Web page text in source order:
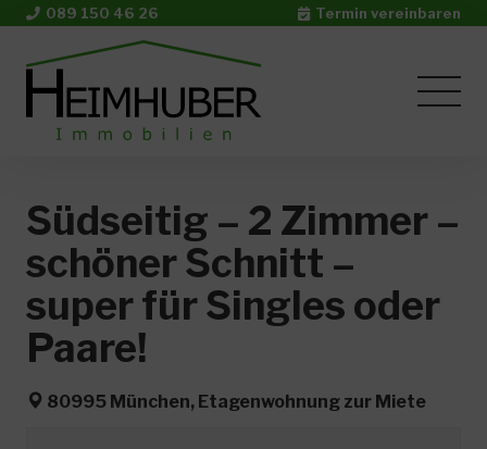
089 150 46 26 Termin vereinbaren
Südseitig – 2 Zimmer –
schöner Schnitt –
super für Singles oder
Paare!
80995 München, Etagenwohnung zur Miete